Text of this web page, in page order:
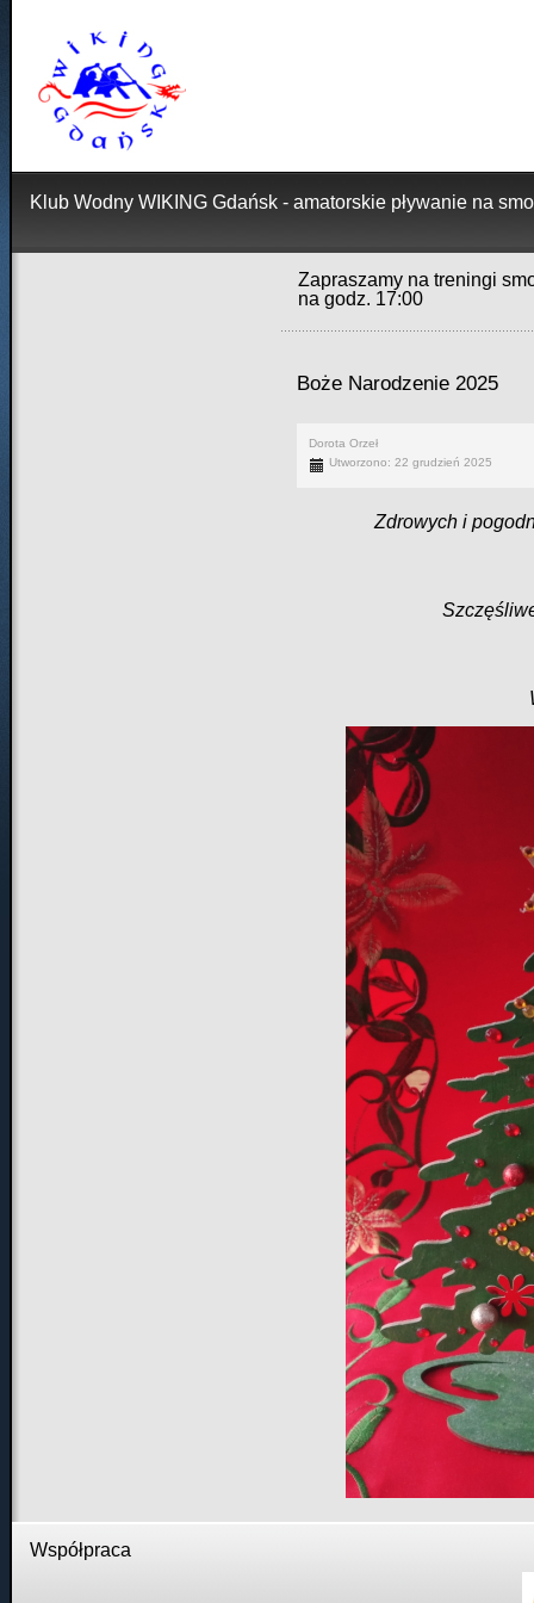
Klub Wodny WIKING Gdańsk - amatorskie pływanie na
Zapraszamy na treningi
na godz. 17:00
Boże Narodzenie 2025
Dorota Orzeł
Utworzono: 22 grudzień 2025
Zdrowych i
Współpraca